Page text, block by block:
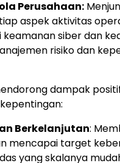
Perusahaan:
aspek aktivitas
keamanan siber dan
risiko dan
dampak
Berkelanjutan:
mencapai target
yang skalanya